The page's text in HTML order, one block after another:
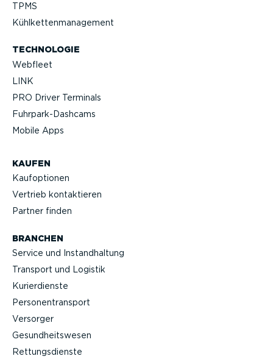
TPMS
Kühlket­ten­ma­nagement
TECHNOLOGIE
Webfleet
LINK
PRO Driver Terminals
Fuhrpar­k-Da­shcams
Mobile Apps
KAUFEN
Kaufop­tionen
Vertrieb kontak­tieren
Partner finden
BRANCHEN
Service und Instand­haltung
Transport und Logistik
Kurier­dienste
Perso­nen­transport
Versorger
Gesund­heits­wesen
Rettungs­dienste